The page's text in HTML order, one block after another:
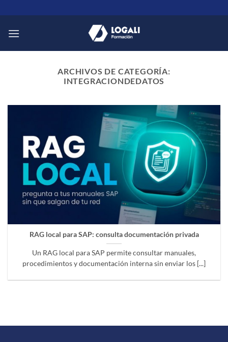
al
contenido
ARCHIVOS DE CATEGORÍA:
INTEGRACIONDEDATOS
RAG local para SAP: consulta documentación privada
Un RAG local para SAP permite consultar manuales,
procedimientos y documentación interna sin enviar los [...]